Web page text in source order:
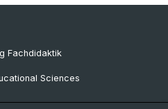
Fachdidaktik
Sciences